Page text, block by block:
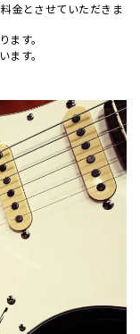
金とさせていただきま
す。
す。